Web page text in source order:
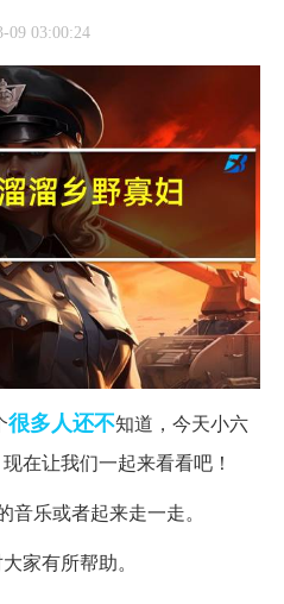
09 03:00:24
很多人还不知道，今天小六
在让我们一起来看看吧！
乐或者起来走一走。
家有所帮助。